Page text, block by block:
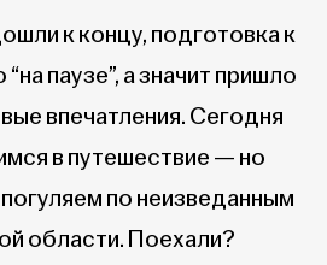
к концу, подготовка к
паузе”, а значит пришло
впечатления. Сегодня
в путешествие — но
по неизведанным
области. Поехали?